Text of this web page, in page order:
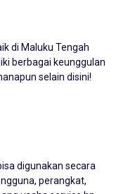
berbagai keunggulan
selain disini!
perangkat,
usaha service hp